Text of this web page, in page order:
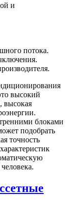
и
потока.
высокий
высокая
блоками
подобрать
точность
человека.